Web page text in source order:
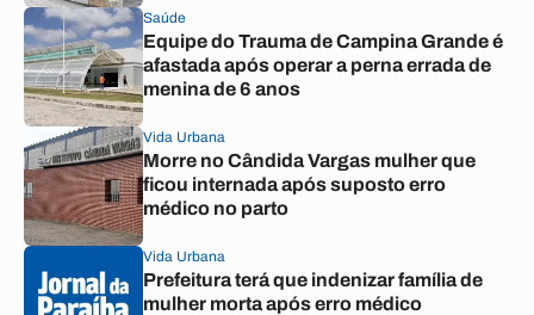
Saúde
Equipe do Trauma de Campina Grande é
afastada após operar a perna errada de
menina de 6 anos
Vida Urbana
Morre no Cândida Vargas mulher que
ficou internada após suposto erro
médico no parto
Vida Urbana
Prefeitura terá que indenizar família de
mulher morta após erro médico